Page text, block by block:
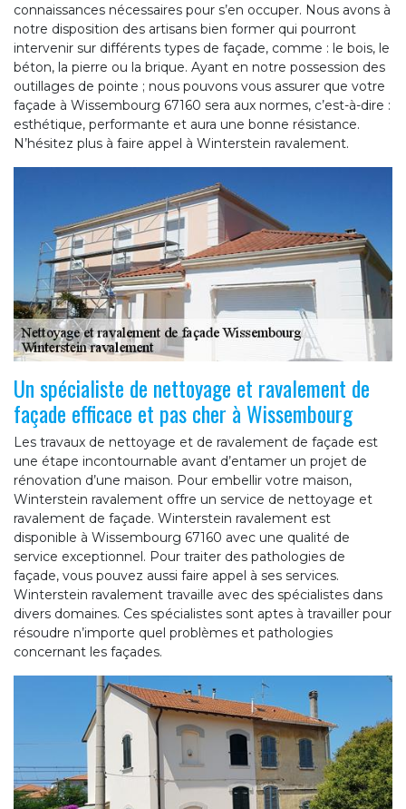
connaissances nécessaires pour s’en occuper. Nous avons à
notre disposition des artisans bien former qui pourront
intervenir sur différents types de façade, comme : le bois, le
béton, la pierre ou la brique. Ayant en notre possession des
outillages de pointe ; nous pouvons vous assurer que votre
façade à Wissembourg 67160 sera aux normes, c’est-à-dire :
esthétique, performante et aura une bonne résistance.
N’hésitez plus à faire appel à Winterstein ravalement.
Un spécialiste de nettoyage et ravalement de
façade efficace et pas cher à Wissembourg
Les travaux de nettoyage et de ravalement de façade est
une étape incontournable avant d’entamer un projet de
rénovation d’une maison. Pour embellir votre maison,
Winterstein ravalement offre un service de nettoyage et
ravalement de façade. Winterstein ravalement est
disponible à Wissembourg 67160 avec une qualité de
service exceptionnel. Pour traiter des pathologies de
façade, vous pouvez aussi faire appel à ses services.
Winterstein ravalement travaille avec des spécialistes dans
divers domaines. Ces spécialistes sont aptes à travailler pour
résoudre n’importe quel problèmes et pathologies
concernant les façades.